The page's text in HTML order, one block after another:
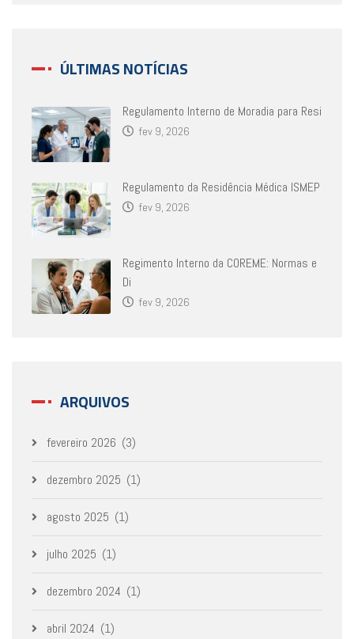
ÚLTIMAS NOTÍCIAS
Regulamento Interno de Moradia para Resi
fev 9, 2026
Regulamento da Residência Médica ISMEP
fev 9, 2026
Regimento Interno da COREME: Normas e
Di
fev 9, 2026
ARQUIVOS
fevereiro 2026 (3)
dezembro 2025 (1)
agosto 2025 (1)
julho 2025 (1)
dezembro 2024 (1)
abril 2024 (1)